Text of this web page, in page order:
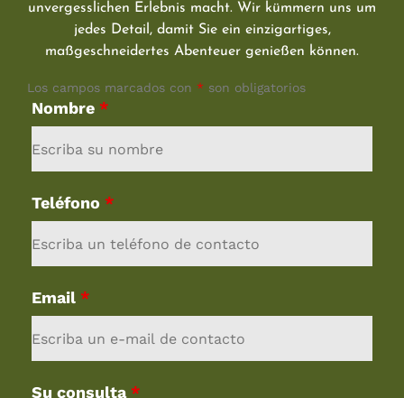
unvergesslichen Erlebnis macht. Wir kümmern uns um
jedes Detail, damit Sie ein einzigartiges,
maßgeschneidertes Abenteuer genießen können.
Los campos marcados con * son obligatorios
Nombre *
Teléfono *
Email *
Su consulta *